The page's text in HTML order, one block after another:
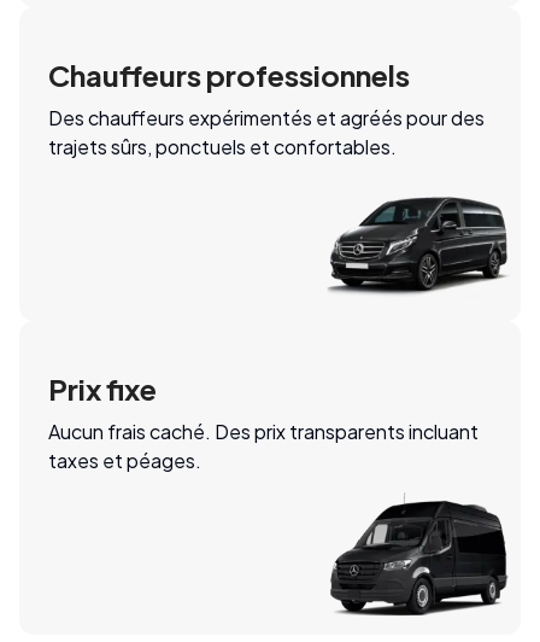
Chauffeurs professionnels
Des chauffeurs expérimentés et agréés pour des
trajets sûrs, ponctuels et confortables.
Prix fixe
Aucun frais caché. Des prix transparents incluant
taxes et péages.